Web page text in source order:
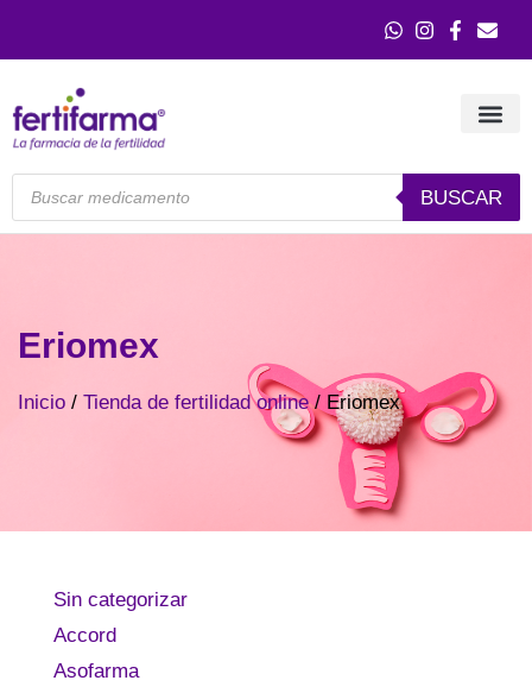
BUSCAR
Eriomex
Inicio / Tienda de fertilidad online/ Eriomex
Sin categorizar
Accord
Asofarma